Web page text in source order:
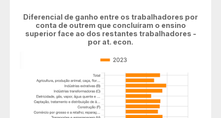
Diferencial de ganho entre os trabalhadores por
conta de outrem que concluíram o ensino
superior face ao dos restantes trabalhadores -
por at. econ.